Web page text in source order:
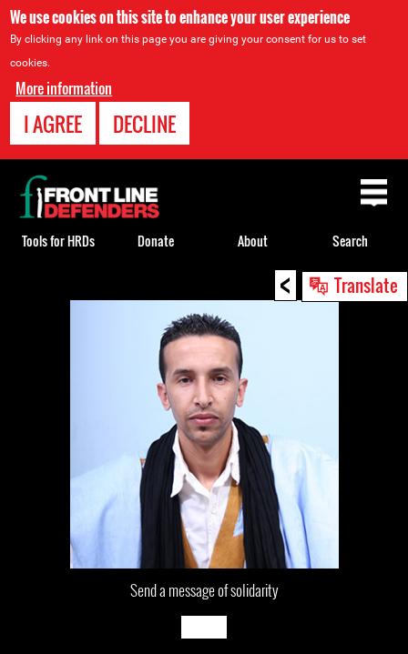
We use cookies on this site to enhance your user experience
By clicking any link on this page you are giving your consent for us to set
cookies.
More information
I AGREE DECLINE
< Translate
Send a message of solidarity
Back
to
top
Tools for HRDs Donate About Search